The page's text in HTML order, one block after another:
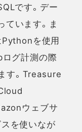
です。デー
ています。ま
Pythonを使用
ログ計測の際
す。Treasure
ウェブサ
を使いなが